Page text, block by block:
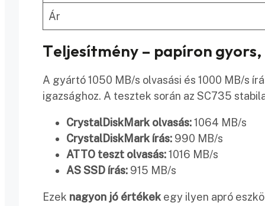
Ár
Teljesítmény – papíron
A gyártó 1050 MB/s olvasási és 1000 MB/s
igazsághoz. A tesztek során az SC735
CrystalDiskMark olvasás:1064 MB/s
CrystalDiskMark írás: 990 MB/s
ATTO teszt olvasás:1016 MB/s
AS SSD írás: 915 MB/s
Ezek nagyon jó értékekegy ilyen apró